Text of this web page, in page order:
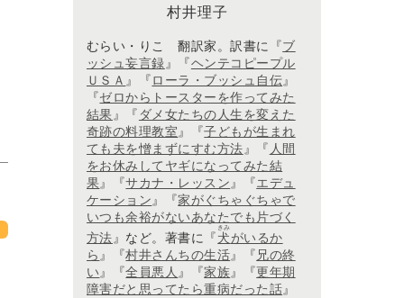
村井理子
むらい・りこ 翻訳家。訳書に『ブ
ッシュ妄言録 』『ヘンテコピープル
ＵＳＡ 』『ローラ・ブッシュ自伝』
『ゼロからトースターを作ってみた
結果 』『 ダメ女たちの人生を変えた
奇跡の料理教室 』『子どもが生まれ
ても夫を憎まずにすむ方法 』『 人間
をお休みしてヤギになってみた結
果 』『サカナ・レッスン 』『エデュ
ケーション 』『家がぐちゃぐちゃで
いつも余裕がないあなたでも片づく
方法 』など。著書に『犬
きみ
がいるか
ら 』『村井さんちの生活』『 兄の終
い 』『全員悪人 』『家族』『更年期
障害だと思ってたら重病だった話』